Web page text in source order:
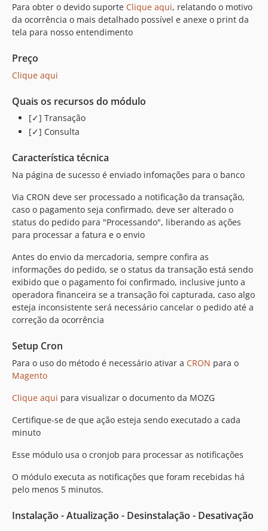
Para obter o devido suporte Clique aqui, relatando o motivo
da ocorrência o mais detalhado possível e anexe o print da
tela para nosso entendimento
Preço
Clique aqui
Quais os recursos do módulo
[✓] Transação
[✓] Consulta
Característica técnica
Na página de sucesso é enviado infomações para o banco
Via CRON deve ser processado a notificação da transação,
caso o pagamento seja confirmado, deve ser alterado o
status do pedido para "Processando", liberando as ações
para processar a fatura e o envio
Antes do envio da mercadoria, sempre confira as
informações do pedido, se o status da transação está sendo
exibido que o pagamento foi confirmado, inclusive junto a
operadora financeira se a transação foi capturada, caso algo
esteja inconsistente será necessário cancelar o pedido até a
correção da ocorrência
Setup Cron
Para o uso do método é necessário ativar a CRON para o
Magento
Clique aqui para visualizar o documento da MOZG
Certifique-se de que ação esteja sendo executado a cada
minuto
Esse módulo usa o cronjob para processar as notificações
O módulo executa as notificações que foram recebidas há
pelo menos 5 minutos.
Instalação - Atualização - Desinstalação - Desativação